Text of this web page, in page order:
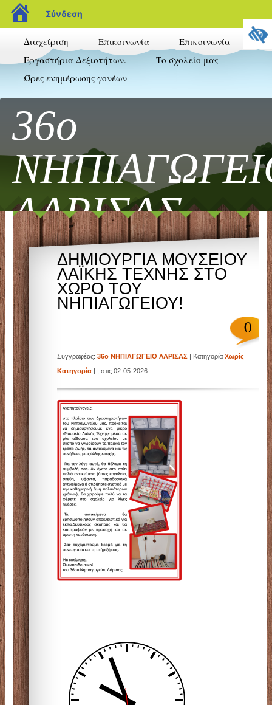
blogs.sch.gr
Σύνδεση
Διαχείριση Επικοινωνία
Επικοινωνία
Εργαστήρια Δεξιοτήτων.
Το σχολείο μας
Ώρες ενημέρωσης γονέων
36ο
ΛΑΡΙΣΑΣ
Καλώς ήρθατε στο blog του 36ου Νηπιαγωγείο
Λάρισας.Το blog αυτό δημιουργήθηκε για τις
ΔΗΜΙΟΥΡΓΙΑ ΜΟΥΣΕΙΟΥ
ΛΑΪΚΗΣ ΤΕΧΝΗΣ ΣΤΟ
ΧΩΡΟ ΤΟΥ
ΝΗΠΙΑΓΩΓΕΙΟΥ!
0
Συγγραφέας:36ο ΝΗΠΙΑΓΩΓΕΙΟ ΛΑΡΙΣΑΣ | ΚατηγορίαΧωρίς
Κατηγορία | , στις 02-05-2026